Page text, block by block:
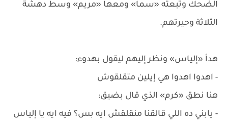
الضحك وتبعته «سما» ومعها «مريم» وسط دهشة
الثلاثة وحيرتهم.
هدأ «إلياس» ونظر إليهم ليقول بهدوء:
- اهدوا اهدوا هي إيلين متقلقوش
هنا نطق «كرم» الذي قال بضيق:
- يابني ده اللي قالقنا منقلقش ايه بس؟ فيه ايه يا إلياس